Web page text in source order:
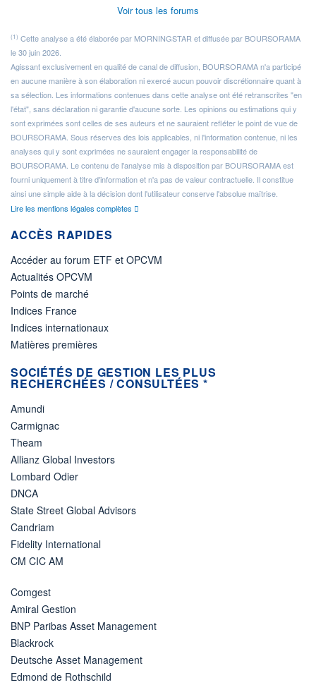
Voir tous les forums
(1) Cette analyse a été élaborée par MORNINGSTAR et diffusée par BOURSORAMA
le 30 juin 2026.
Agissant exclusivement en qualité de canal de diffusion, BOURSORAMA n'a participé
en aucune manière à son élaboration ni exercé aucun pouvoir discrétionnaire quant à
sa sélection. Les informations contenues dans cette analyse ont été retranscrites "en
l'état", sans déclaration ni garantie d'aucune sorte. Les opinions ou estimations qui y
sont exprimées sont celles de ses auteurs et ne sauraient refléter le point de vue de
BOURSORAMA. Sous réserves des lois applicables, ni l'information contenue, ni les
analyses qui y sont exprimées ne sauraient engager la responsabilité de
BOURSORAMA. Le contenu de l'analyse mis à disposition par BOURSORAMA est
fourni uniquement à titre d'information et n'a pas de valeur contractuelle. Il constitue
ainsi une simple aide à la décision dont l'utilisateur conserve l'absolue maîtrise.
Lire les mentions légales complètes
ACCÈS RAPIDES
Accéder au forum ETF et OPCVM
Actualités OPCVM
Points de marché
Indices France
Indices internationaux
Matières premières
SOCIÉTÉS DE GESTION LES PLUS
RECHERCHÉES / CONSULTÉES *
Amundi
Carmignac
Theam
Allianz Global Investors
Lombard Odier
DNCA
State Street Global Advisors
Candriam
Fidelity International
CM CIC AM
Comgest
Amiral Gestion
BNP Paribas Asset Management
Blackrock
Deutsche Asset Management
Edmond de Rothschild